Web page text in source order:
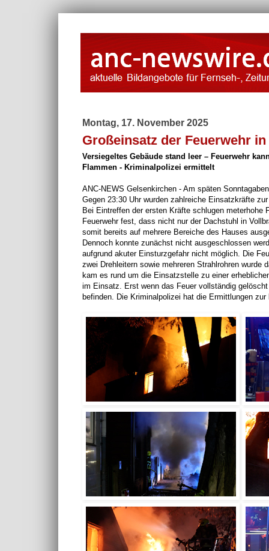
Montag, 17. November 2025
Großeinsatz der Feuerwehr
Versiegeltes Gebäude stand leer – Feuerwehr
Flammen - Kriminalpolizei ermittelt
ANC-NEWS Gelsenkirchen - Am späten
Gegen 23:30 Uhr wurden zahlreiche Einsatzkräfte
Bei Eintreffen der ersten Kräfte schlugen
Feuerwehr fest, dass nicht nur der Dachstuhl in
somit bereits auf mehrere Bereiche des Hauses
Dennoch konnte zunächst nicht ausgeschlossen
aufgrund akuter Einsturzgefahr nicht möglich. Die
zwei Drehleitern sowie mehreren Strahlrohren
kam es rund um die Einsatzstelle zu einer
im Einsatz. Erst wenn das Feuer vollständig
befinden. Die Kriminalpolizei hat die Ermittlungen